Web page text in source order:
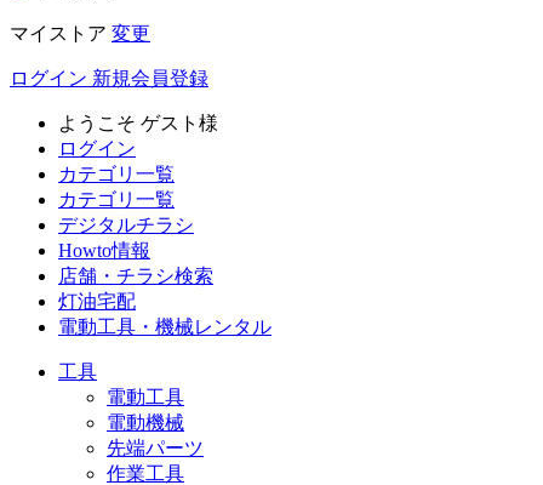
マイストア 変更
ログイン 新規会員登録
ようこそ ゲスト様
ログイン
カテゴリ一覧
カテゴリ一覧
デジタルチラシ
Howto情報
店舗・チラシ検索
灯油宅配
電動工具・機械レンタル
工具
電動工具
電動機械
先端パーツ
作業工具